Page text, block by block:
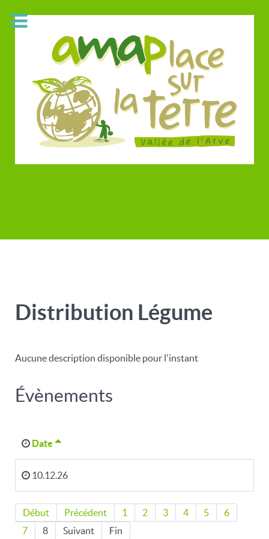
Distribution Légume
Aucune description disponible pour l'instant
Évènements
Date
10.12.26
Début Précédent 1 2 3 4 5
6
7
8 Suivant Fin